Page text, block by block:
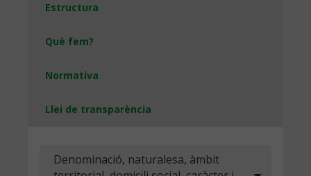
Estructura
Què fem?
Normativa
Llei de transparència
Denominació, naturalesa, àmbit